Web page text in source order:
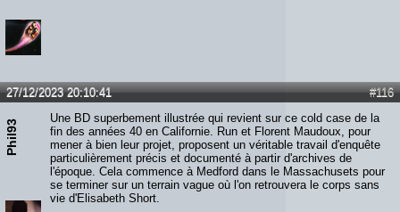
#116
27/12/2023 20:10:41
Phil93
Une BD superbement illustrée qui revient sur ce cold case de la
fin des années 40 en Californie. Run et Florent Maudoux, pour
mener à bien leur projet, proposent un véritable travail d'enquête
particulièrement précis et documenté à partir d'archives de
l'époque. Cela commence à Medford dans le Massachusets pour
se terminer sur un terrain vague où l'on retrouvera le corps sans
vie d'Elisabeth Short.